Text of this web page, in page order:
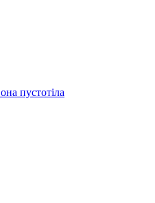
пустотіла